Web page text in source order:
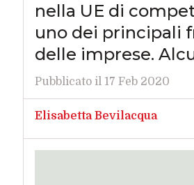
nella UE di
uno dei principali
delle imprese.
Pubblicato il 17 Feb 2020
Elisabetta Bevilacqua